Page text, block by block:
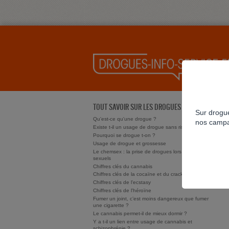
TOUT SAVOIR SUR LES DROGUES
Qu'est-ce qu'une drogue ?
Existe t-il un usage de drogue sans risque ?
Pourquoi se drogue t-on ?
Usage de drogue et grossesse
Le chemsex : la prise de drogues lors de rapports
sexuels
Chiffres clés du cannabis
Chiffres clés de la cocaïne et du crack/free base
Chiffres clés de l'ecstasy
Chiffres clés de l'héroïne
Fumer un joint, c’est moins dangereux que fumer
une cigarette ?
Le cannabis permet-il de mieux dormir ?
Y a t-il un lien entre usage de cannabis et
Sur
nos